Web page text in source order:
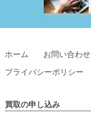
ホーム お問い合わせ
プライバシーポリシー
買取の申し込み